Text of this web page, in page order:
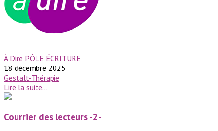
À Dire PÔLE ÉCRITURE
18 décembre 2025
Gestalt-Thérapie
Lire la suite...
Courrier des lecteurs -2-